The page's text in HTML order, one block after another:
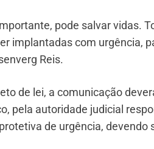
pode salvar vidas.
implantadas com urgência,
Reis.
de lei, a comunicação
pela autoridade judicial
de urgência,